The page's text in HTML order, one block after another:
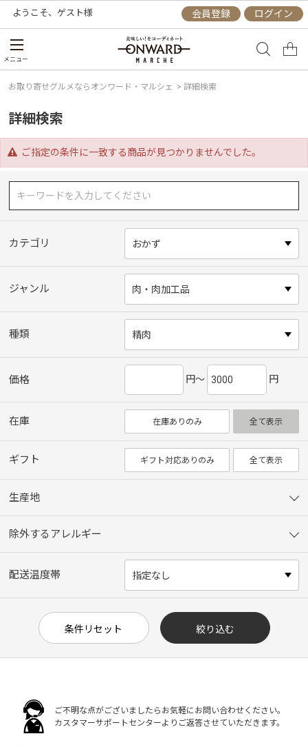
ようこそ、 ゲスト様 会員登録 ログイン
メニュー
お取り寄せグルメならオンワード・マルシェ > 詳細検索
詳細検索
ご指定の条件に一致する商品が見つかりませんでした。
カテゴリ
ジャンル
種類
価格 円～ 円
在庫 在庫ありのみ 全て表示
ギフト ギフト対応ありのみ 全て表示
生産地
除外するアレルギー
配送温度帯
ご不明な点がございましたらお気軽にお問い合わせください。
カスタマーサポートセンターよりご返答させていただきます。